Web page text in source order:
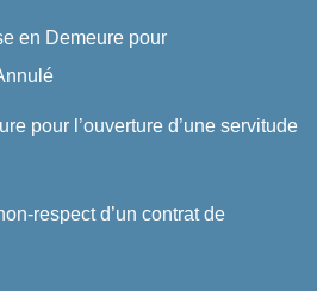
en Demeure pour
pour l’ouverture d’une servitude
respect d’un contrat de